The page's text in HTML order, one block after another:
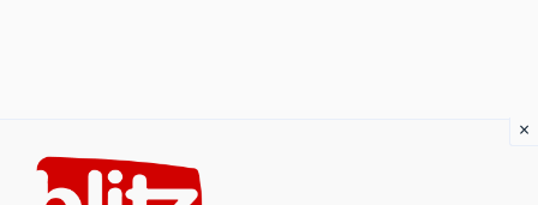
content
×